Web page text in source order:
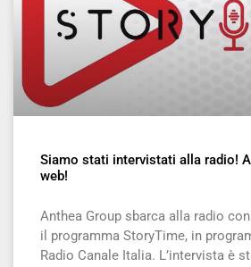
Siamo stati intervistati alla radio!
web!
Anthea Group sbarca alla radio
il programma StoryTime, in
Radio Canale Italia. L’intervista è